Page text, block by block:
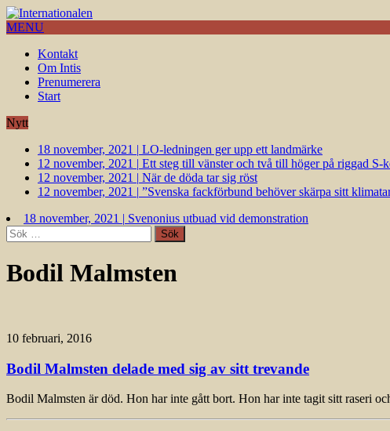
MENU
Kontakt
Om Intis
Prenumerera
Start
Nytt
18 november, 2021 | LO-ledningen ger upp ett landmärke
12 november, 2021 | Ett steg till vänster och två till höger på riggad S-
12 november, 2021 | När de döda tar sig röst
12 november, 2021 | ”Svenska fackförbund behöver skärpa sitt
18 november, 2021 | Svenonius utbuad vid demonstration
Sök
efter:
Bodil Malmsten
10 februari, 2016
Bodil Malmsten delade med sig av sitt trevande
Bodil Malmsten är död. Hon har inte gått bort. Hon har inte tagit sitt raseri